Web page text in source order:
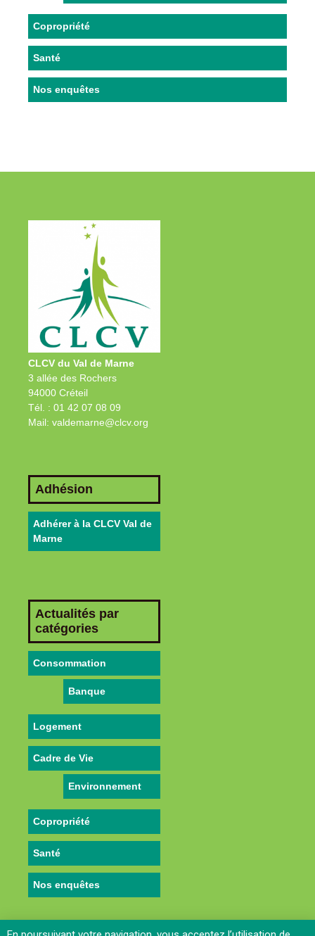
Copropriété
Santé
Nos enquêtes
CLCV du Val de Marne
3 allée des Rochers
94000 Créteil
Tél. : 01 42 07 08 09
Mail: valdemarne@clcv.org
Adhésion
Adhérer à la CLCV Val de
Marne
Actualités par
catégories
Consommation
Banque
Logement
Cadre de Vie
Environnement
Copropriété
Santé
Nos enquêtes